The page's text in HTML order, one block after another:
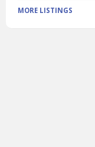
MORE LISTINGS